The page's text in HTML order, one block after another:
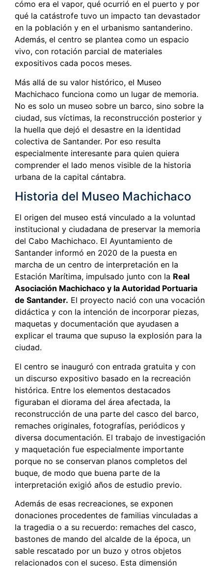
cómo era el vapor, qué ocurrió en el puerto y por
qué la catástrofe tuvo un impacto tan devastador
en la población y en el urbanismo santanderino.
Además, el centro se plantea como un espacio
vivo, con rotación parcial de materiales
expositivos cada pocos meses.
Más allá de su valor histórico, el Museo
Machichaco funciona como un lugar de memoria.
No es solo un museo sobre un barco, sino sobre la
ciudad, sus víctimas, la reconstrucción posterior y
la huella que dejó el desastre en la identidad
colectiva de Santander. Por eso resulta
especialmente interesante para quien quiera
comprender el lado menos visible de la historia
urbana de la capital cántabra.
Historia del Museo Machichaco
El origen del museo está vinculado a la voluntad
institucional y ciudadana de preservar la memoria
del Cabo Machichaco. El Ayuntamiento de
Santander informó en 2020 de la puesta en
marcha de un centro de interpretación en la
Estación Marítima, impulsado junto con la Real
Asociación Machichaco y la Autoridad Portuaria
de Santander. El proyecto nació con una vocación
didáctica y con la intención de incorporar piezas,
maquetas y documentación que ayudasen a
explicar el trauma que supuso la explosión para la
ciudad.
El centro se inauguró con entrada gratuita y con
un discurso expositivo basado en la recreación
histórica. Entre los elementos destacados
figuraban el diorama del área afectada, la
reconstrucción de una parte del casco del barco,
remaches originales, fotografías, periódicos y
diversa documentación. El trabajo de investigación
y maquetación fue especialmente importante
porque no se conservan planos completos del
buque, de modo que buena parte de la
interpretación exigió años de estudio previo.
Además de esas recreaciones, se exponen
donaciones procedentes de familias vinculadas a
la tragedia o a su recuerdo: remaches del casco,
bastones de mando del alcalde de la época, un
sable rescatado por un buzo y otros objetos
relacionados con el suceso. Esta dimensión